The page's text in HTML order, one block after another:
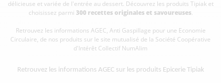
délicieuse et variée de l'entrée au dessert. Découvrez les produits Tipiak et
choisissez parmi 300 recettes originales et savoureuses.
Retrouvez les informations AGEC, Anti Gaspillage pour une Economie
Circulaire, de nos produits sur le site mutualisé de la Société Coopérative
d'Intérêt Collectif NumAlim
Retrouvez les informations AGEC sur les produits Epicerie Tipiak